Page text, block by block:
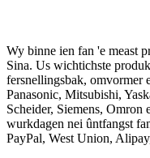
Wy binne ien fan 'e meast
Sina. Us wichtichste
fersnellingsbak,
Panasonic, Mitsubishi,
Scheider, Siemens,
wurkdagen nei ûntfangst
PayPal, West Union,